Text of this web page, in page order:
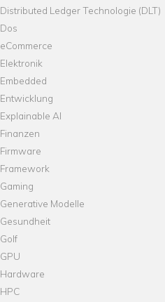
Distributed Ledger Technologie (DLT)
Dos
eCommerce
Elektronik
Embedded
Entwicklung
Explainable AI
Finanzen
Firmware
Framework
Gaming
Generative Modelle
Gesundheit
Golf
GPU
Hardware
HPC